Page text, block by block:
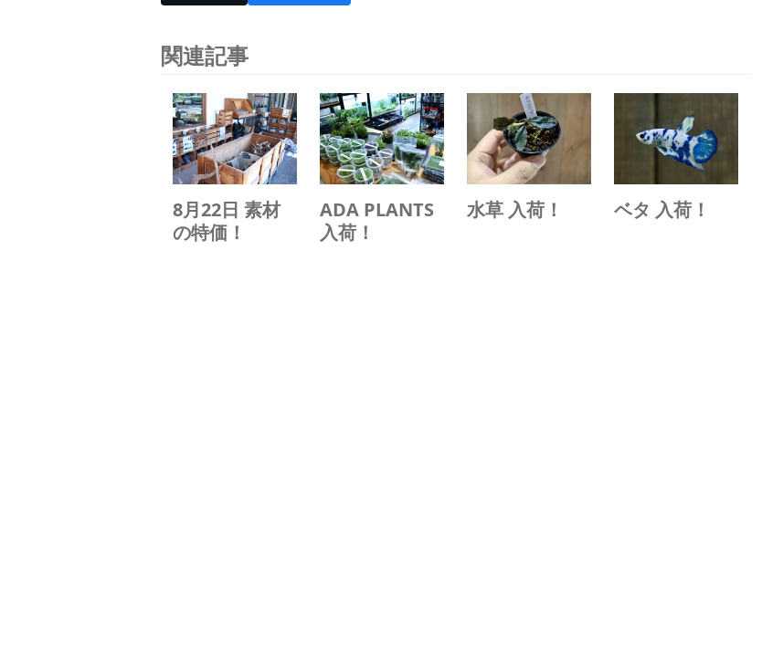
関連記事
8月22日 素材
の特価！
ADA PLANTS
入荷！
水草 入荷！ ベタ 入荷！